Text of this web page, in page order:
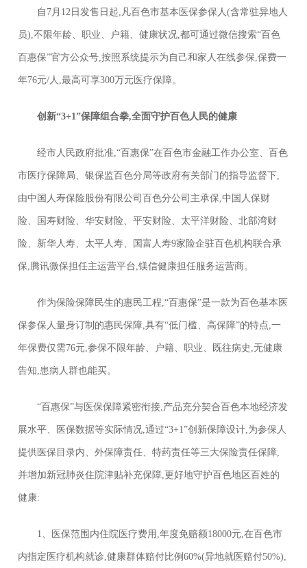
自7月12日发售日起,凡百色市基本医保参保人(含常驻异地人
员),不限年龄、职业、户籍、健康状况,都可通过微信搜索“百色
百惠保”官方公众号,按照系统提示为自己和家人在线参保,保费一
年76元/人,最高可享300万元医疗保障。
创新“3+1”保障组合拳,全面守护百色人民的健康
经市人民政府批准,“百惠保”在百色市金融工作办公室、百色
市医疗保障局、银保监百色分局等政府有关部门的指导监督下,
由中国人寿保险股份有限公司百色分公司主承保,中国人保财
险、国寿财险、华安财险、平安财险、太平洋财险、北部湾财
险、新华人寿、太平人寿、国富人寿9家险企驻百色机构联合承
保,腾讯微保担任主运营平台,镁信健康担任服务运营商。
作为保险保障民生的惠民工程,“百惠保”是一款为百色基本医
保参保人量身订制的惠民保障,具有“低门槛、高保障”的特点,一
年保费仅需76元,参保不限年龄、户籍、职业、既往病史,无健康
告知,患病人群也能买。
“百惠保”与医保保障紧密衔接,产品充分契合百色本地经济发
展水平、医保数据等实际情况,通过“3+1”创新保障设计,为参保人
提供医保目录内、外保障责任、特药责任等三大保险责任保障,
并增加新冠肺炎住院津贴补充保障,更好地守护百色地区百姓的
健康:
1、医保范围内住院医疗费用,年度免赔额18000元,在百色市
内指定医疗机构就诊,健康群体赔付比例60%(异地就医赔付50%),